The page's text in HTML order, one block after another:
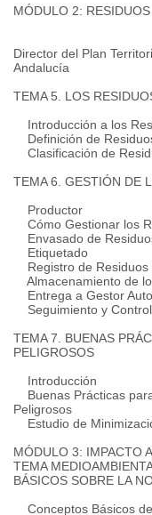
MÓDULO 2:
Director del Plan
Andalucía
TEMA 5. LOS
Introducción a los
Definición de
Clasificación de
TEMA 6. GESTIÓN DE
Productor
Cómo Gestionar los
Envasado de
Etiquetado
Registro de Residuos
Almacenamiento de
Entrega a Gestor
Seguimiento y
TEMA 7. BUENAS
PELIGROSOS
Introducción
Buenas Prácticas
Peligrosos
Estudio de
MÓDULO 3: IMPACTO
TEMA
BÁSICOS SOBRE LA
Conceptos Básicos